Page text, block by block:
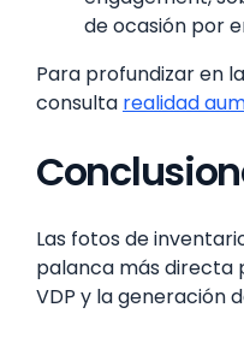
de ocasión por
Para profundizar en
consulta realidad
Las fotos de
palanca más directa
VDP y la generación